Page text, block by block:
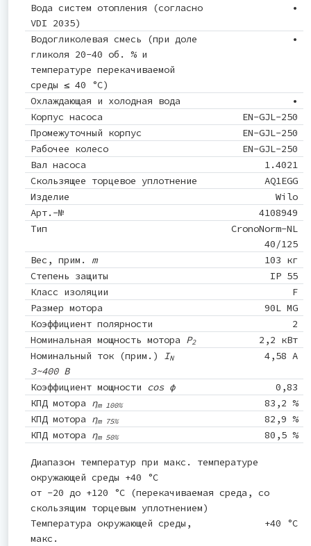
Вода систем отопления (согласно
VDI 2035)
•
Водогликолевая смесь (при доле
гликоля 20-40 об. % и
температуре перекачиваемой
среды ≤ 40 °C)
•
Охлаждающая и холодная вода
•
Корпус насоса
EN-GJL-250
Промежуточный корпус
EN-GJL-250
Рабочее колесо
EN-GJL-250
Вал насоса
1.4021
Скользящее торцевое уплотнение
AQ1EGG
Изделие
Wilo
Арт.-№
4108949
Тип
CronoNorm-NL
40/125
Вес, прим. m
103 кг
Степень защиты
IP 55
Класс изоляции
F
Размер мотора
90L MG
Коэффициент полярности
2
Номинальная мощность мотора P2
2,2 кВт
Номинальный ток (прим.) IN
3~400 В
4,58 A
Коэффициент мощности cos φ
0,83
КПД мотора ηm 100%
83,2 %
КПД мотора ηm 75%
82,9 %
КПД мотора ηm 50% 80,5 %
Диапазон температур при макс. температуре
окружающей среды +40 °C
от -20 до +120 °C (перекачиваемая среда, со
скользящим торцевым уплотнением)
Температура окружающей среды,
макс.
+40 °C